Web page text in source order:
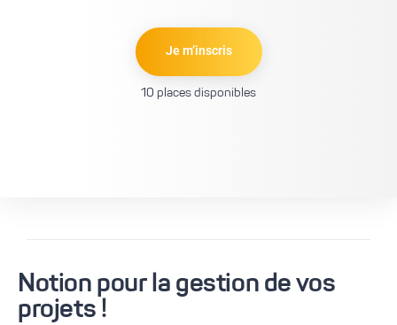
Je m’inscris
10 places disponibles
Notion pour la gestion de vos
projets !